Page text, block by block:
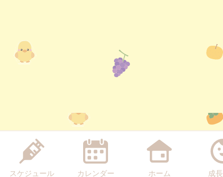
スケジュール カレンダー ホーム 成